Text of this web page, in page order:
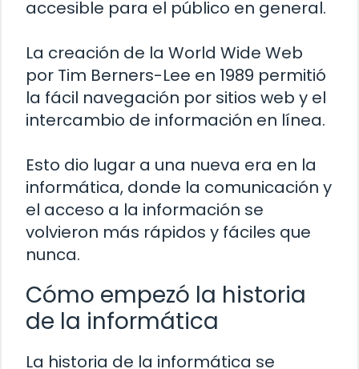
accesible para el público en general.
La creación de la World Wide Web
por Tim Berners-Lee en 1989 permitió
la fácil navegación por sitios web y el
intercambio de información en línea.
Esto dio lugar a una nueva era en la
informática, donde la comunicación y
el acceso a la información se
volvieron más rápidos y fáciles que
nunca.
Cómo empezó la historia
de la informática
La historia de la informática se